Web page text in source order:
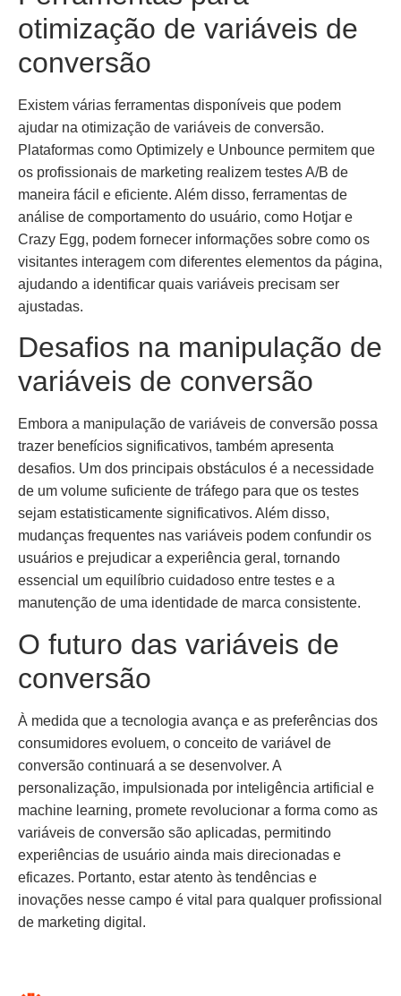
otimização de variáveis de
conversão
Existem várias ferramentas disponíveis que podem
ajudar na otimização de variáveis de conversão.
Plataformas como Optimizely e Unbounce permitem que
os profissionais de marketing realizem testes A/B de
maneira fácil e eficiente. Além disso, ferramentas de
análise de comportamento do usuário, como Hotjar e
Crazy Egg, podem fornecer informações sobre como os
visitantes interagem com diferentes elementos da página,
ajudando a identificar quais variáveis precisam ser
ajustadas.
Desafios na manipulação de
variáveis de conversão
Embora a manipulação de variáveis de conversão possa
trazer benefícios significativos, também apresenta
desafios. Um dos principais obstáculos é a necessidade
de um volume suficiente de tráfego para que os testes
sejam estatisticamente significativos. Além disso,
mudanças frequentes nas variáveis podem confundir os
usuários e prejudicar a experiência geral, tornando
essencial um equilíbrio cuidadoso entre testes e a
manutenção de uma identidade de marca consistente.
O futuro das variáveis de
conversão
À medida que a tecnologia avança e as preferências dos
consumidores evoluem, o conceito de variável de
conversão continuará a se desenvolver. A
personalização, impulsionada por inteligência artificial e
machine learning, promete revolucionar a forma como as
variáveis de conversão são aplicadas, permitindo
experiências de usuário ainda mais direcionadas e
eficazes. Portanto, estar atento às tendências e
inovações nesse campo é vital para qualquer profissional
de marketing digital.